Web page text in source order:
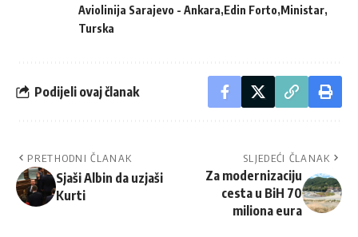
Aviolinija Sarajevo - Ankara Edin Forto Ministar
Turska
Podijeli ovaj članak
PRETHODNI ČLANAK
Sjaši Albin da uzjaši
Kurti
SLJEDEĆI ČLANAK
Za modernizaciju
cesta u BiH 70
miliona eura